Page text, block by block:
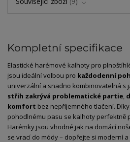
Kompletní specifikace
Elastické harémové kalhoty pro
jsou ideální volbou pro každodenní
univerzální a snadno kombinovatelná s
střih zakrývá problematické partie,
komfort bez nepříjemného tlačení.
pohodlnému pasu se kalhoty perfektně
Harémky jsou vhodné jak na domácí
se vrací do módy – dopřejte si moderní